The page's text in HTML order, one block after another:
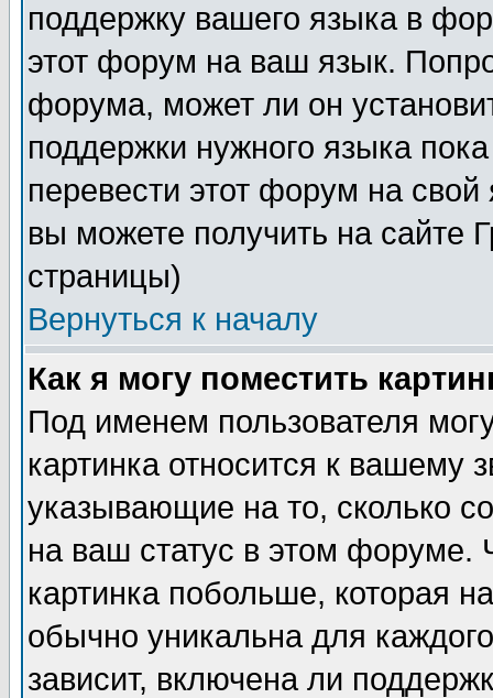
поддержку вашего языка в
этот форум на ваш язык.
форума, может ли он
поддержки нужного языка
перевести этот форум на
вы можете получить на сайте
страницы)
Вернуться к началу
Как я могу поместить
Под именем пользователя
картинка относится к вашему
указывающие на то, сколько
на ваш статус в этом форуме.
картинка побольше, которая
обычно уникальна для
зависит, включена ли